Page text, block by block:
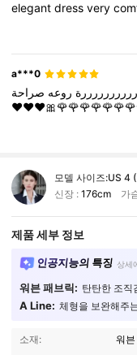
elegantdressvery
a***0
روعه
모델 사이즈:US 4
신장 : 176cm 가
제품 세부 정보
인공지능의 특징 상세
워븐 패브릭: 탄탄한 조직
A Line: 체형을 보완해주
소재:
워